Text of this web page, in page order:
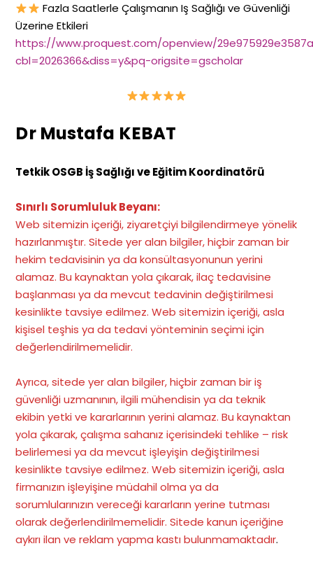
Fazla Saatlerle Çalışmanın Iş Sağlığı ve Güvenliği
Üzerine Etkileri
https://www.proquest.com/openview/
cbl=2026366&diss=y&pq-origsite=gscholar
Dr Mustafa KEBAT
Tetkik OSGB İş Sağlığı ve Eğitim Koordinatörü
Sınırlı Sorumluluk Beyanı:
Web sitemizin içeriği, ziyaretçiyi bilgilendirmeye yönelik
hazırlanmıştır. Sitede yer alan bilgiler, hiçbir zaman bir
hekim tedavisinin ya da konsültasyonunun yerini
alamaz. Bu kaynaktan yola çıkarak, ilaç tedavisine
başlanması ya da mevcut tedavinin değiştirilmesi
kesinlikte tavsiye edilmez. Web sitemizin içeriği, asla
kişisel teşhis ya da tedavi yönteminin seçimi için
değerlendirilmemelidir.
Ayrıca, sitede yer alan bilgiler, hiçbir zaman bir iş
güvenliği uzmanının, ilgili mühendisin ya da teknik
ekibin yetki ve kararlarının yerini alamaz. Bu kaynaktan
yola çıkarak, çalışma sahanız içerisindeki tehlike – risk
belirlemesi ya da mevcut işleyişin değiştirilmesi
kesinlikte tavsiye edilmez. Web sitemizin içeriği, asla
firmanızın işleyişine müdahil olma ya da
sorumlularınızın vereceği kararların yerine tutması
olarak değerlendirilmemelidir. Sitede kanun içeriğine
aykırı ilan ve reklam yapma kastı bulunmamaktadır.